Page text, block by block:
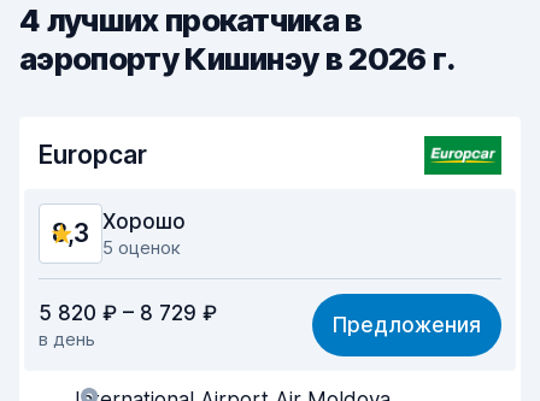
4 лучших прокатчика в
аэропорту Кишинэу в 2026 г.
Europcar
8,3 Хорошо
5 оценок
8,0
Простота поиска 8,4
5 820 ₽ – 8 729 ₽
в день
Предложения